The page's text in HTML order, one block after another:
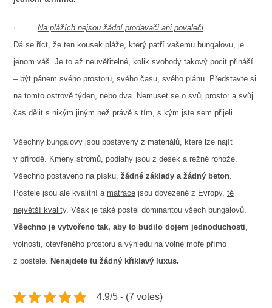
· Na plážích nejsou žádní prodavači ani povaleči
Dá se říct, že ten kousek pláže, který patří vašemu bungalovu, je
jenom váš. Je to až neuvěřitelné, kolik svobody takový pocit přináší
– být pánem svého prostoru, svého času, svého plánu. Představte si
na tomto ostrově týden, nebo dva. Nemuset se o svůj prostor a svůj
čas dělit s nikým jiným než právě s tím, s kým jste sem přijeli.
Všechny bungalovy jsou postaveny z materiálů, které lze najít
v přírodě. Kmeny stromů, podlahy jsou z desek a režné rohože.
Všechno postaveno na písku, žádné základy a žádný beton.
Postele jsou ale kvalitní a matracejsou dovezené z Evropy, té
největší kvality. Však je také postel dominantou všech bungalovů.
Všechno je vytvořeno tak, aby to budilo dojem jednoduchosti
volnosti, otevřeného prostoru a výhledu na volné moře přímo
z postele. Nenajdete tu žádný křiklavý luxus.
4.9/5 - (7 votes)